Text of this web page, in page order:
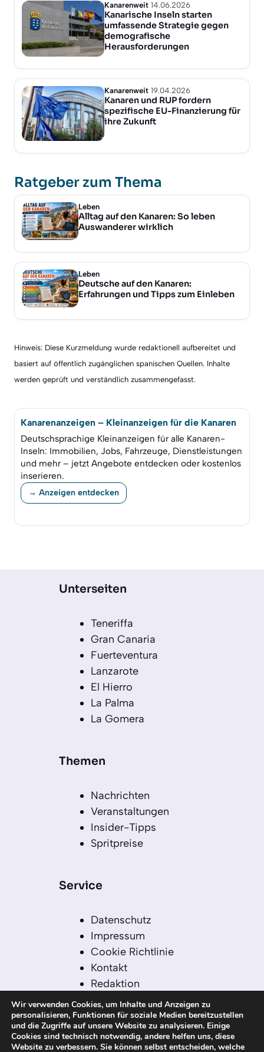
Kanarenweit 14.06.2026
Kanarische Inseln starten
umfassende Strategie gegen
demografische
Herausforderungen
Kanarenweit 19.04.2026
Kanaren und RUP fordern
spezifische EU-Finanzierung für
ihre Zukunft
Ratgeber zum Thema
Leben
Alltag auf den Kanaren: So leben
Auswanderer wirklich
Leben
Deutsche auf den Kanaren:
Erfahrungen und Tipps zum Einleben
Hinweis: Diese Kurzmeldung wurde redaktionell aufbereitet und
basiert auf öffentlich zugänglichen spanischen Quellen. Inhalte
werden geprüft und verständlich zusammengefasst.
Kanarenanzeigen – Kleinanzeigen für die Kanaren
Deutschsprachige Kleinanzeigen für alle Kanaren-
Inseln: Immobilien, Jobs, Fahrzeuge, Dienstleistungen
und mehr – jetzt Angebote entdecken oder kostenlos
inserieren.
→ Anzeigen entdecken
Unterseiten
Teneriffa
Gran Canaria
Fuerteventura
Lanzarote
El Hierro
La Palma
La Gomera
Themen
Nachrichten
Veranstaltungen
Insider-Tipps
Spritpreise
Service
Datenschutz
Impressum
Cookie Richtlinie
Kontakt
Redaktion
Redaktionelle Leitlinien
Sitemap
Einsatz von KI in der
Redaktion
Wir verwenden Cookies, um Inhalte und Anzeigen zu
personalisieren, Funktionen für soziale Medien bereitzustellen
und die Zugriffe auf unsere Website zu analysieren. Einige
Cookies sind technisch notwendig, andere helfen uns, diese
Website zu verbessern. Sie können selbst entscheiden, welche